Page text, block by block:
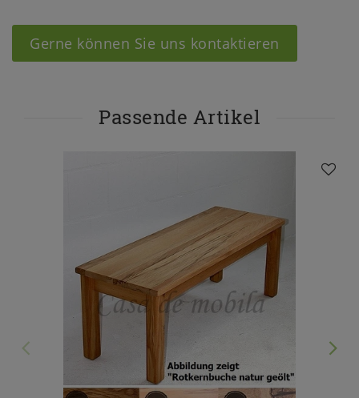
Gerne können Sie uns kontaktieren
Passende Artikel